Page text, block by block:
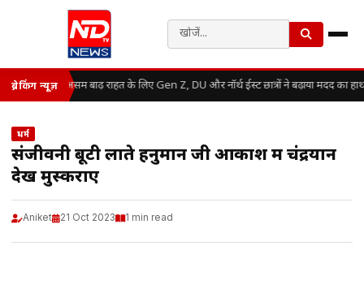
ब्रेकिंग न्यूज़ असम बाढ़ राहत के लिए Gen Z, DU और नॉर्थ ईस्ट छात्रों ने बढ़ाया मदद का हाथ
धर्म
संजीवनी बूटी लाते हनुमान जी आकाश में चंद्रयान
देख मुस्कराए
Aniket 21 Oct 2023 1 min read